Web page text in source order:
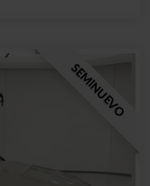
SEMINUEVO